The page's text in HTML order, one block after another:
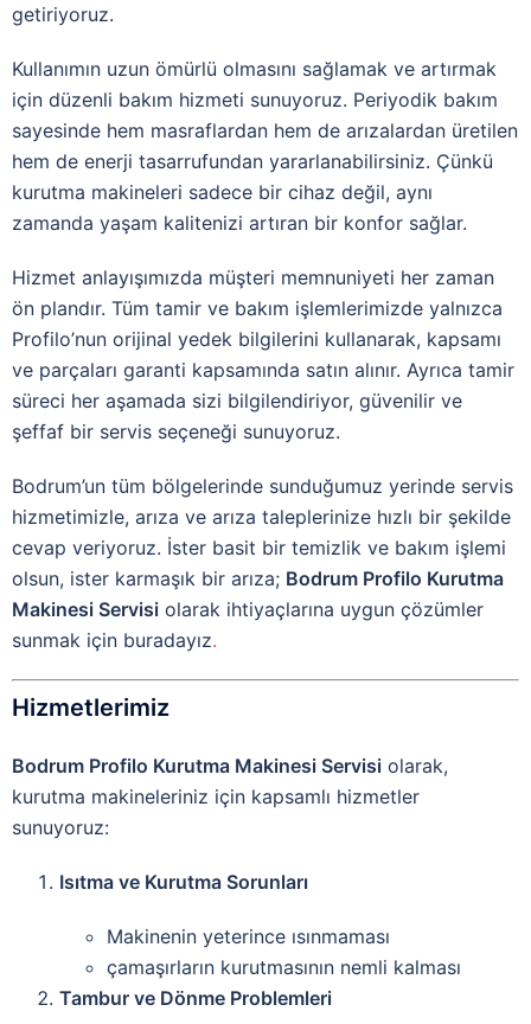
getiriyoruz.
Kullanımın uzun ömürlü olmasını sağlamak ve artırmak
için düzenli bakım hizmeti sunuyoruz. Periyodik bakım
sayesinde hem masraflardan hem de arızalardan üretilen
hem de enerji tasarrufundan yararlanabilirsiniz. Çünkü
kurutma makineleri sadece bir cihaz değil, aynı
zamanda yaşam kalitenizi artıran bir konfor sağlar.
Hizmet anlayışımızda müşteri memnuniyeti her zaman
ön plandır. Tüm tamir ve bakım işlemlerimizde yalnızca
Profilo’nun orijinal yedek bilgilerini kullanarak, kapsamı
ve parçaları garanti kapsamında satın alınır. Ayrıca tamir
süreci her aşamada sizi bilgilendiriyor, güvenilir ve
şeffaf bir servis seçeneği sunuyoruz.
Bodrum’un tüm bölgelerinde sunduğumuz yerinde servis
hizmetimizle, arıza ve arıza taleplerinize hızlı bir şekilde
cevap veriyoruz. İster basit bir temizlik ve bakım işlemi
olsun, ister karmaşık bir arıza; Bodrum Profilo Kurutma
Makinesi Servisi olarak ihtiyaçlarına uygun çözümler
sunmak için buradayız.
Hizmetlerimiz
Bodrum Profilo Kurutma Makinesi Servisi olarak,
kurutma makineleriniz için kapsamlı hizmetler
sunuyoruz:
Isıtma ve Kurutma Sorunları
Makinenin yeterince ısınmaması
çamaşırların kurutmasının nemli kalması
Tambur ve Dönme Problemleri